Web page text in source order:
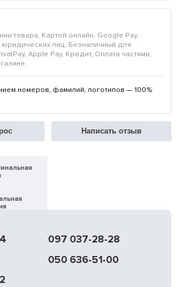
товара, Картой онлайн, Google Pay,
лиц, Безналичный для
Apple Pay, Кредит, Оплата частями,
номеров, фамилий, логотипов — 100%
Написать отзыв
097 037-28-28
050 636-51-00